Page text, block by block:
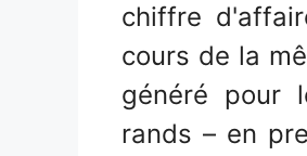
chiffre
cours de la
généré pour
rands – en